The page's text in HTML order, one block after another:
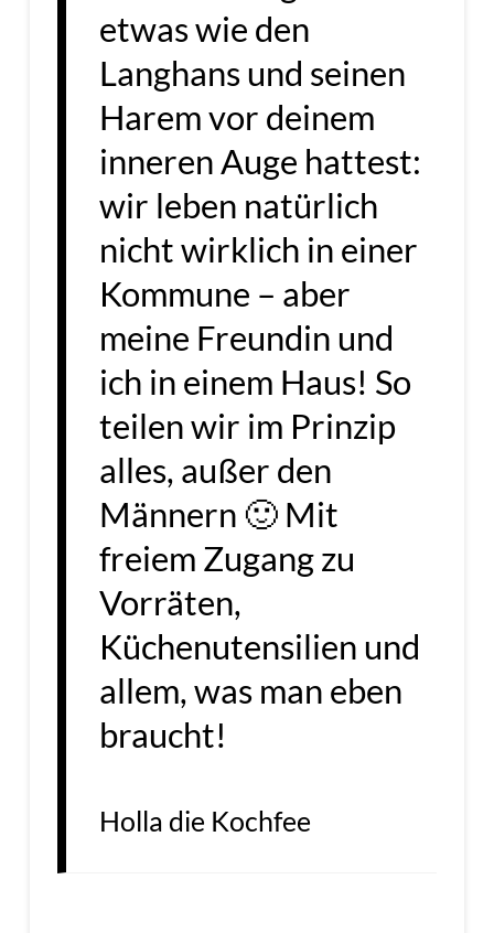
etwas wie den
Langhans und seinen
Harem vor deinem
inneren Auge hattest:
wir leben natürlich
nicht wirklich in einer
Kommune – aber
meine Freundin und
ich in einem Haus! So
teilen wir im Prinzip
alles, außer den
Männern 🙂 Mit
freiem Zugang zu
Vorräten,
Küchenutensilien und
allem, was man eben
braucht!
Holla die Kochfee